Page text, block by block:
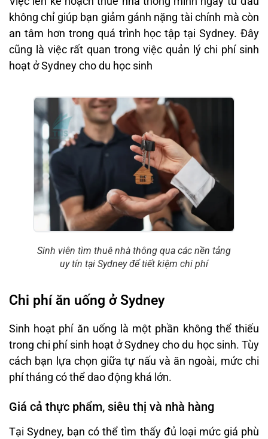
không chỉ giúp bạn giảm gánh nặng tài chính mà còn
an tâm hơn trong quá trình học tập tại Sydney. Đây
cũng là việc rất quan trong việc quản lý chi phí sinh
hoạt ở Sydney cho du học sinh
Sinh viên tìm thuê nhà thông qua các nền tảng
uy tín tại Sydney để tiết kiệm chi phí
Chi phí ăn uống ở Sydney
Sinh hoạt phí ăn uống là một phần không thể thiếu
trong chi phí sinh hoạt ở Sydney cho du học sinh. Tùy
cách bạn lựa chọn giữa tự nấu và ăn ngoài, mức chi
phí tháng có thể dao động khá lớn.
Giá cả thực phẩm, siêu thị và nhà hàng
Tại Sydney, bạn có thể tìm thấy đủ loại mức giá phù